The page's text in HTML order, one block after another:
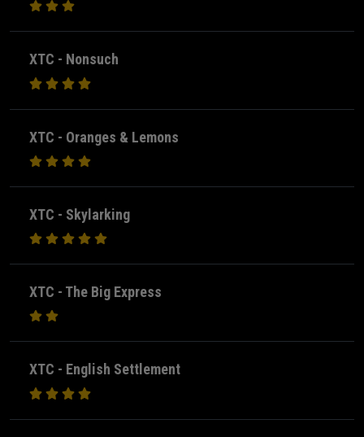
XTC - Nonsuch
XTC - Oranges & Lemons
XTC - Skylarking
XTC - The Big Express
XTC - English Settlement